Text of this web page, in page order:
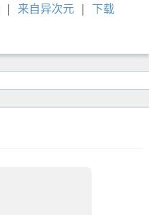
| 来自异次元 | 下载